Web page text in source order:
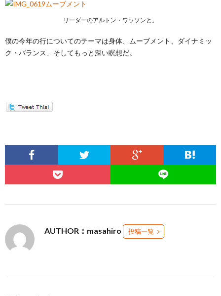
リーダーのアルトン・ワッソンと。
僕の今年の行についてのテーマは身体、ムーブメント、ダイナミッ
ク・バランス、そしてもっと深い瞑想だ。
AUTHOR：masahiro 投稿一覧